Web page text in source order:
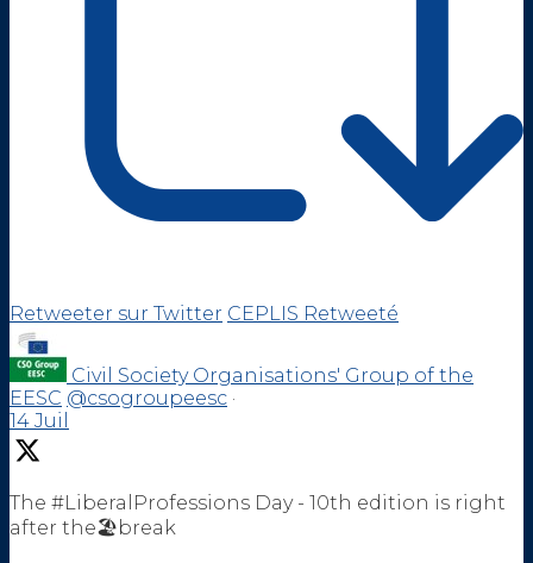
Retweeter sur Twitter CEPLIS Retweeté
Civil Society Organisations' Group of the
EESC @csogroupeesc ·
14 Juil
The #LiberalProfessions Day - 10th edition is right
after the🏖️break